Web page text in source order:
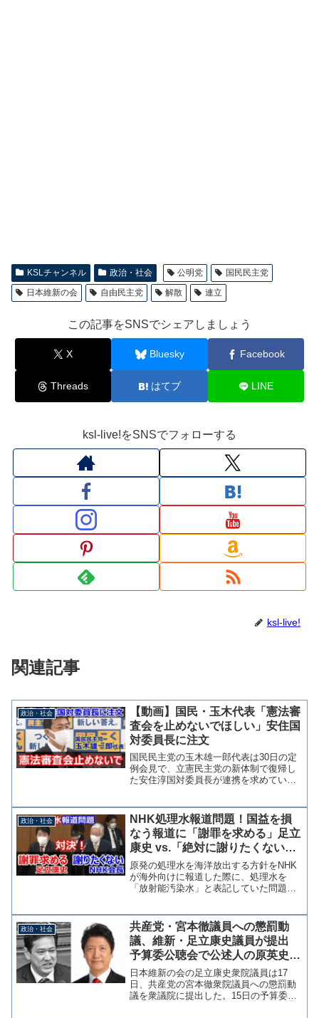
KSLチャンネル 政治・社会 公明党
国民民主党
日本維新の会
自由民主党 解散 連立
この記事をSNSでシェアしましょう
X Bluesky Facebook
Threads はてブ LINE
ksl-live!をSNSでフォローする
ksl-live!
関連記事
政治・社会
【動画】国民・玉木代表「憲法審
査会を止めないでほしい」安住国
対委員長に注文
国民民主党の玉木雄一郎代表は30日の定
例会見で、立憲民主党の新体制で復帰し
た安住淳国対委員長が連携を求めている
が自民党だろうが協力連携していく」と
述べた。 一方で立憲民...
政治・社会
NHK処理水報道問題！国益を損
なう報道に「謝罪を求める」足立
康史 vs.「絶対に謝りたくない」
NHK前田会長
原発の処理水を海洋放出する方針をNHK
が海外向けに報道した際に、処理水を
「放射能汚染水」と表記していた問題で
日本維新の会の足立康史衆院議員は「国
益に係ることについて...
政治・社会
共産党・宮本徹議員への懲罰動
議、維新・足立康史議員が提出
予算委公聴会で公述人の原英史氏
批判を問題視
日本維新の会の足立康史衆院議員は17
日、共産党の宮本徹衆院議員への懲罰動
議を衆議院に提出した。15日の予算委員